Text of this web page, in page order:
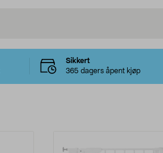
Sikkert
365 dagers åpent kjøp